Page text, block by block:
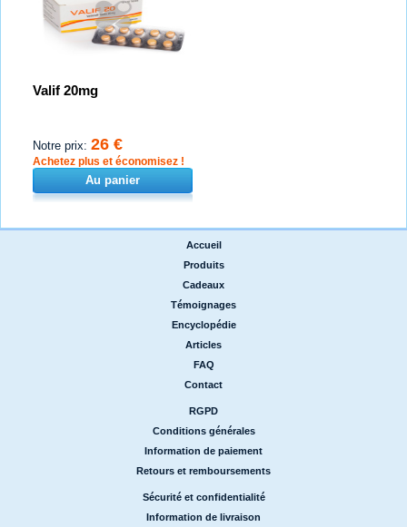
Valif 20mg
Notre prix: 26 €
Achetez plus et économisez !
Au panier
Accueil
Produits
Cadeaux
Témoignages
Encyclopédie
Articles
FAQ
Contact
RGPD
Conditions générales
Information de paiement
Retours et remboursements
Sécurité et confidentialité
Information de livraison